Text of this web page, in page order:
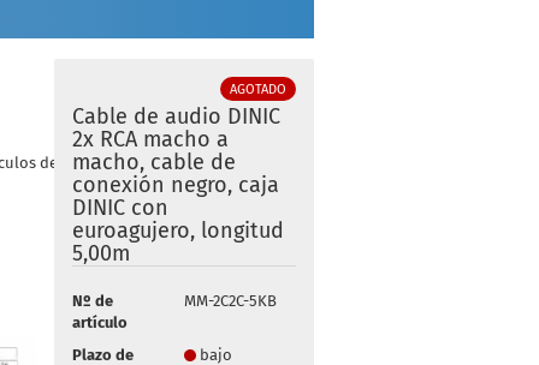
de esta categoría
AGOTADO
Cable de audio DINIC
2x RCA macho a
macho, cable de
conexión negro, caja
DINIC con
euroagujero, longitud
5,00m
Nº de
artículo
MM-2C2C-5KB
Plazo de
bajo